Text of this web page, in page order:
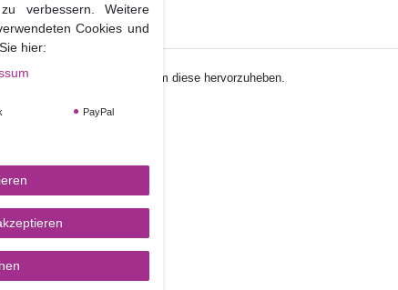
einzelne Blütenteile um diese hervorzuheben.
auflösen würden.
verbessern. Weitere
Cookies und
hier:
PayPal